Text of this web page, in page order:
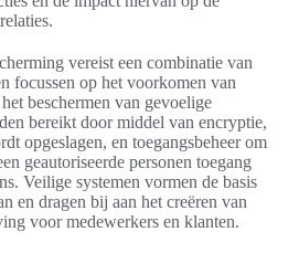
vereist een combinatie van
focussen op het voorkomen van
beschermen van gevoelige
bereikt door middel van encryptie,
opgeslagen, en toegangsbeheer om
geautoriseerde personen toegang
Veilige systemen vormen de basis
en dragen bij aan het creëren van
voor medewerkers en klanten.